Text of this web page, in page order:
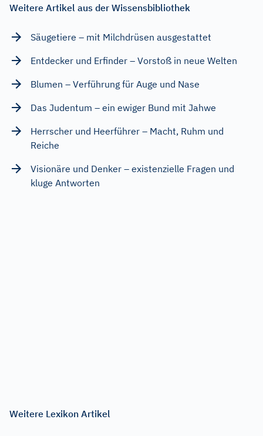
Weitere Artikel aus der Wissensbibliothek
Säugetiere – mit Milchdrüsen ausgestattet
Entdecker und Erfinder – Vorstoß in neue Welten
Blumen – Verführung für Auge und Nase
Das Judentum – ein ewiger Bund mit Jahwe
Herrscher und Heerführer – Macht, Ruhm und
Reiche
Visionäre und Denker – existenzielle Fragen und
kluge Antworten
Weitere Lexikon Artikel